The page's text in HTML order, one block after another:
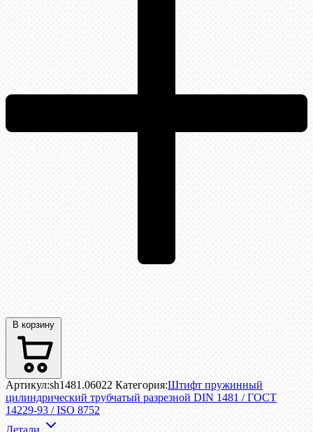
В корзину
Артикул:sh1481.06022 Категория:Штифт пружинный
цилиндрический трубчатый разрезной DIN 1481 / ГОСТ
14229-93 / ISO 8752